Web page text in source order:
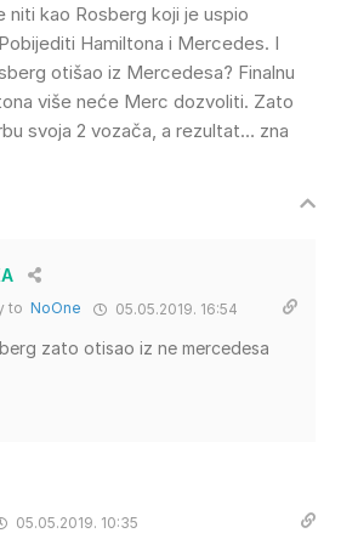
niti kao Rosberg koji je uspio
Hamiltona i Mercedes. I
otišao iz Mercedesa? Finalnu
više neće Merc dozvoliti. Zato
svoja 2 vozača, a rezultat… zna
to NoOne 05.05.2019. 16:54
zato otisao iz ne mercedesa
05.05.2019. 10:35